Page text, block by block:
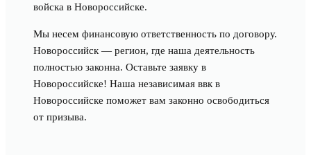
войска в Новороссийске.
Мы несем финансовую ответственность по договору.
Новороссийск — регион, где наша деятельность
полностью законна. Оставьте заявку в
Новороссийске! Наша независимая ввк в
Новороссийске поможет вам законно освободиться
от призыва.